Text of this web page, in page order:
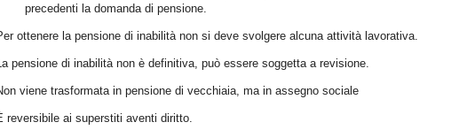
precedenti la domanda di pensione.
ottenere la pensione di inabilità non si deve svolgere alcuna attività lavorativa.
La pensione di inabilità non è definitiva, può essere soggetta a revisione.
viene trasformata in pensione di vecchiaia, ma in assegno sociale
reversibile ai superstiti aventi diritto.